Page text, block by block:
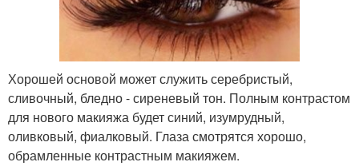
Хорошей основой может служить серебристый,
сливочный, бледно - сиреневый тон. Полным контрастом
для нового макияжа будет синий, изумрудный,
оливковый, фиалковый. Глаза смотрятся хорошо,
обрамленные контрастным макияжем.